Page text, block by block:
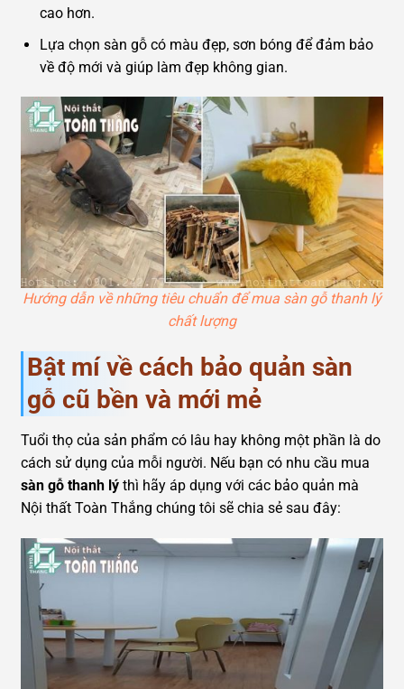
cao hơn.
Lựa chọn sàn gỗ có màu đẹp, sơn bóng để đảm bảo
về độ mới và giúp làm đẹp không gian.
Hướng dẫn về những tiêu chuẩn để mua sàn gỗ thanh lý
chất lượng
Bật mí về cách bảo quản sàn
gỗ cũ bền và mới mẻ
Tuổi thọ của sản phẩm có lâu hay không một phần là do
cách sử dụng của mỗi người. Nếu bạn có nhu cầu mua
sàn gỗ thanh lý thì hãy áp dụng với các bảo quản mà
Nội thất Toàn Thắng chúng tôi sẽ chia sẻ sau đây: